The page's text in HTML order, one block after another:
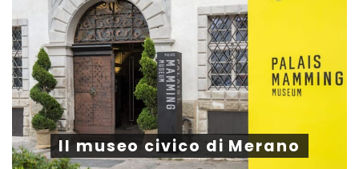
HOTEL A MERANO
WEBCAM
TERME DI MERANO
EVENTI A MERANO
GIARDINI BOTANICI
Il museo civico di Merano